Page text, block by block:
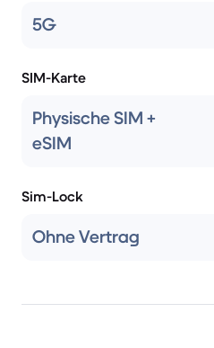
5G
SIM-Karte
Physische SIM +
eSIM
Sim-Lock
Ohne Vertrag